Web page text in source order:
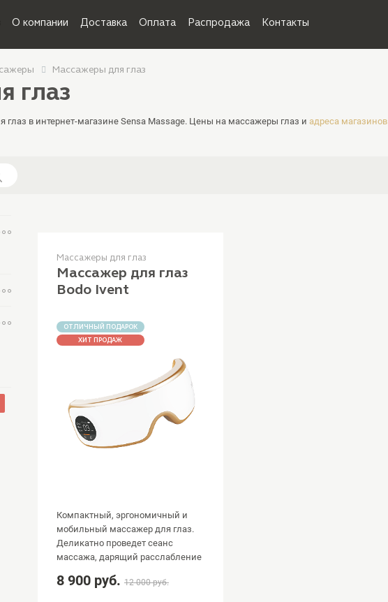
О компании Доставка Оплата Распродажа Контакты
Массажеры для глаз
глаз
глаз в интернет-магазине Sensa Massage. Цены на массажеры глаз и адреса магазинов
Массажеры для глаз
Массажер для глаз
Bodo Ivent
ОТЛИЧНЫЙ ПОДАРОК
ХИТ ПРОДАЖ
Компактный, эргономичный и
мобильный массажер для глаз.
Деликатно проведет сеанс
массажа, дарящий расслабление
8 900 руб. 12 000 руб.